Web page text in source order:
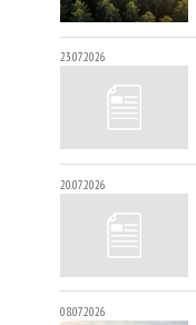
23.07.2026
20.07.2026
08.07.2026